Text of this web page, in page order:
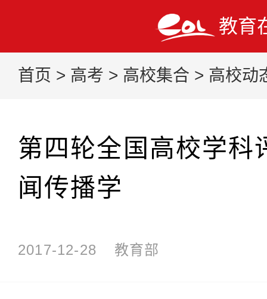
教育
首页 > 高考 > 高校集合 > 高校动
第四轮全国高校学科
闻传播学
2017-12-28 教育部